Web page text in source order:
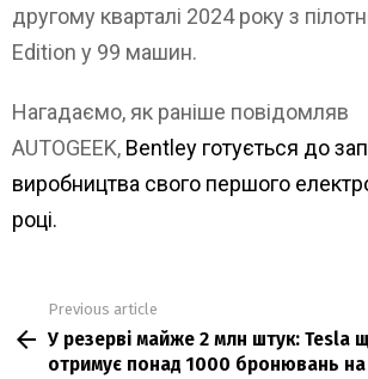
другому кварталі 2024 року з
Edition у 99 машин.
Нагадаємо, як раніше повідомляв
AUTOGEEK, Bentley готується до
виробництва свого першого
році.
more
Previous article
У резерві майже 2 млн штук: Tesla
отримує понад 1000 бронювань